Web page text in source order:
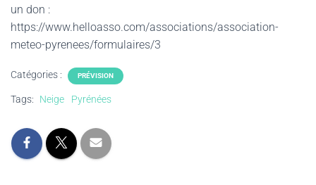
un don :
https://www.helloasso.com/associations/association-
meteo-pyrenees/formulaires/3
Catégories : PRÉVISION
Tags: Neige Pyrénées